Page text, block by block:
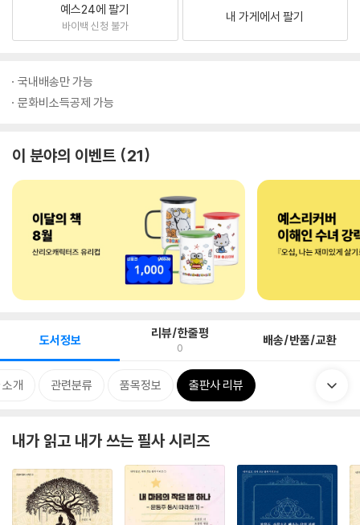
예스24에 팔기
바이백 신청 불가
내 가게에서 팔기
국내배송만 가능
문화비소득공제 가능
이 분야의 이벤트 21
도서정보 리뷰/한줄평
0 배송/반품/교환
개 관련분류 품목정보 출판사 리뷰
내가 읽고 내가 쓰는 필사 시리즈